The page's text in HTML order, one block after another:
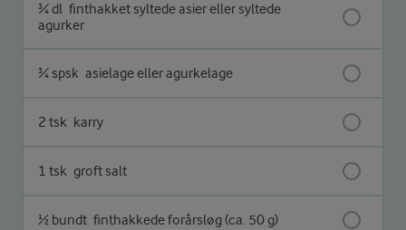
¾ dl finthakket syltede asier eller syltede
agurker
¾ spsk asielage eller agurkelage
2 tsk karry
1 tsk groft salt
½ bundt finthakkede forårsløg (ca. 50 g)